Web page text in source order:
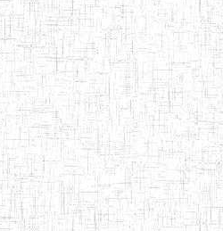
Création Type
25/09/1995 ENIEG Privé
10/10/2013 ENIEG Privé